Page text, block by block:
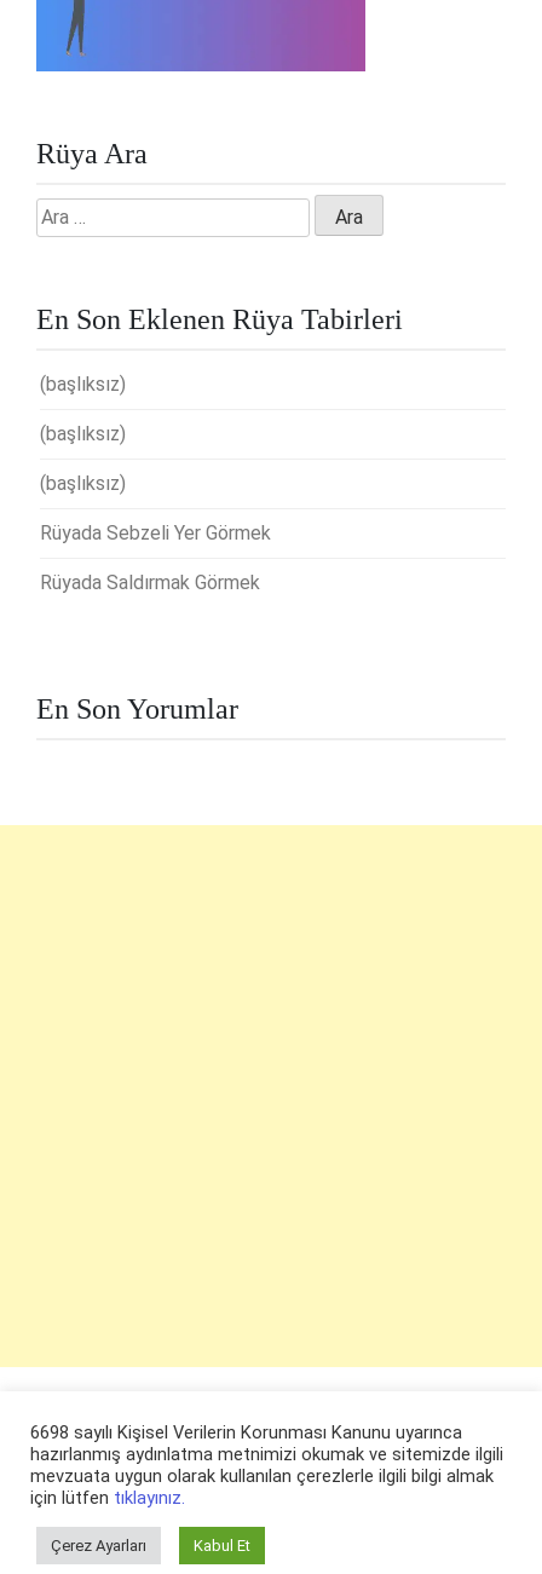
Rüya Ara
Arama:
En Son Eklenen Rüya Tabirleri
(başlıksız)
(başlıksız)
(başlıksız)
Rüyada Sebzeli Yer Görmek
Rüyada Saldırmak Görmek
En Son Yorumlar
© ruyaevi.com 2022
6698 sayılı Kişisel Verilerin Korunması Kanunu uyarınca
hazırlanmış aydınlatma metnimizi okumak ve sitemizde ilgili
mevzuata uygun olarak kullanılan çerezlerle ilgili bilgi almak
için lütfen tıklayınız.
Çerez Ayarları Kabul Et